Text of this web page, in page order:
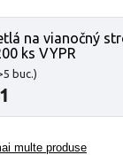
na vianočný
ks VYPR
buc.)
multe produse